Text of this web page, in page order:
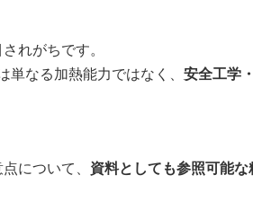
れがちです。
なる加熱能力ではなく、 安全工学
について、 資料としても参照可能な